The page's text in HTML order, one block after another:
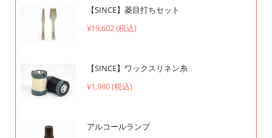
【SINCE】菱目打ちセット
¥19,602 (税込)
【SINCE】ワックスリネン糸
¥1,980 (税込)
アルコールランプ